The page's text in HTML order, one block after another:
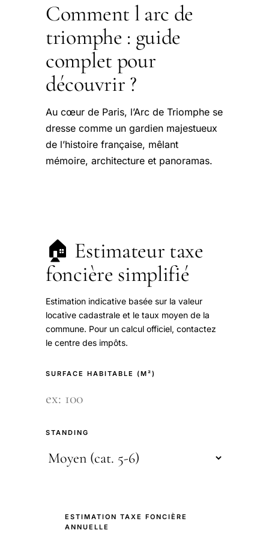
Comment l arc de
triomphe : guide
complet pour
découvrir ?
Au cœur de Paris, l’Arc de Triomphe se
dresse comme un gardien majestueux
de l’histoire française, mêlant
mémoire, architecture et panoramas.
🏠 Estimateur taxe
foncière simplifié
Estimation indicative basée sur la valeur
locative cadastrale et le taux moyen de la
commune. Pour un calcul officiel, contactez
le centre des impôts.
SURFACE HABITABLE (M²)
STANDING
ESTIMATION TAXE FONCIÈRE
ANNUELLE